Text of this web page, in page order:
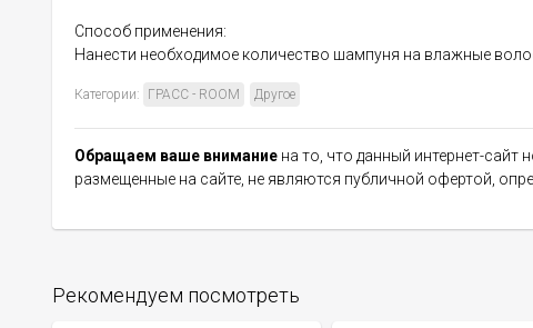
Способ применения:
Нанести необходимое количество шампуня на влажные
Категории: ГРАСС - ROOM Другое
Обращаем ваше внимание на то, что данный интернет-
размещенные на сайте, не являются публичной офертой,
Рекомендуем посмотреть